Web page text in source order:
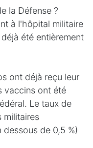
la Défense ?
à l'hôpital militaire
été entièrement
ont déjà reçu leur
vaccins ont été
Le taux de
militaires
de 0,5 %)